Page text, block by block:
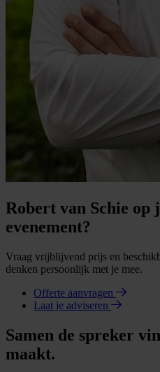
Robert van Schie op
evenement?
Vraag vrijblijvend prijs en
denken persoonlijk met je mee.
Offerte aanvragen
Laat je adviseren
Samen de spreker
maakt.